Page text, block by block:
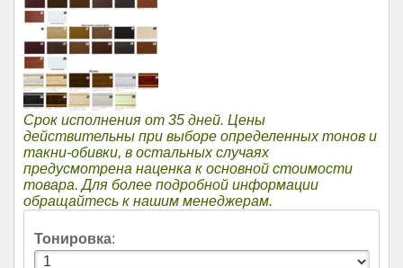
Срок исполнения от 35 дней. Цены
действительны при выборе определенных тонов и
такни-обивки, в остальных случаях
предусмотрена наценка к основной стоимости
товара. Для более подробной информации
обращайтесь к нашим менеджерам.
Тонировка: